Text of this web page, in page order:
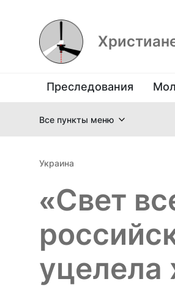
Преследования
Все пункты меню
Украина
«Свет
уцелела